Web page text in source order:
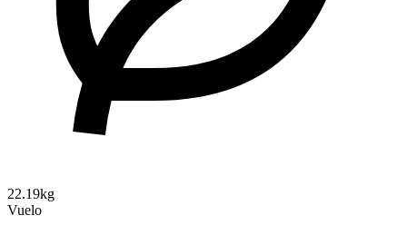
22.19kg
Vuelo